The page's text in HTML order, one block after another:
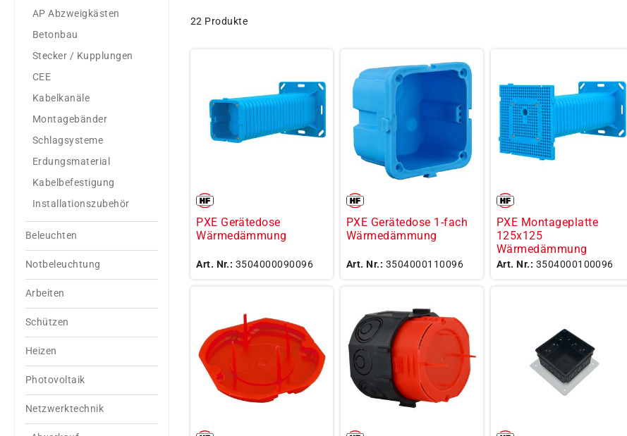
AP Abzweigkästen
Betonbau
Stecker / Kupplungen
CEE
Kabelkanäle
Montagebänder
Schlagsysteme
Erdungsmaterial
Kabelbefestigung
Installationszubehör
Beleuchten
Notbeleuchtung
Arbeiten
Schützen
Heizen
Photovoltaik
Netzwerktechnik
22 Produkte
PXE Gerätedose
Wärmedämmung
Art. Nr.: 3504000090096
PXE Gerätedose 1-fach
Wärmedämmung
Art. Nr.: 3504000110096
PXE Montageplatte
125x125
Wärmedämmung
Art. Nr.: 3504000100096